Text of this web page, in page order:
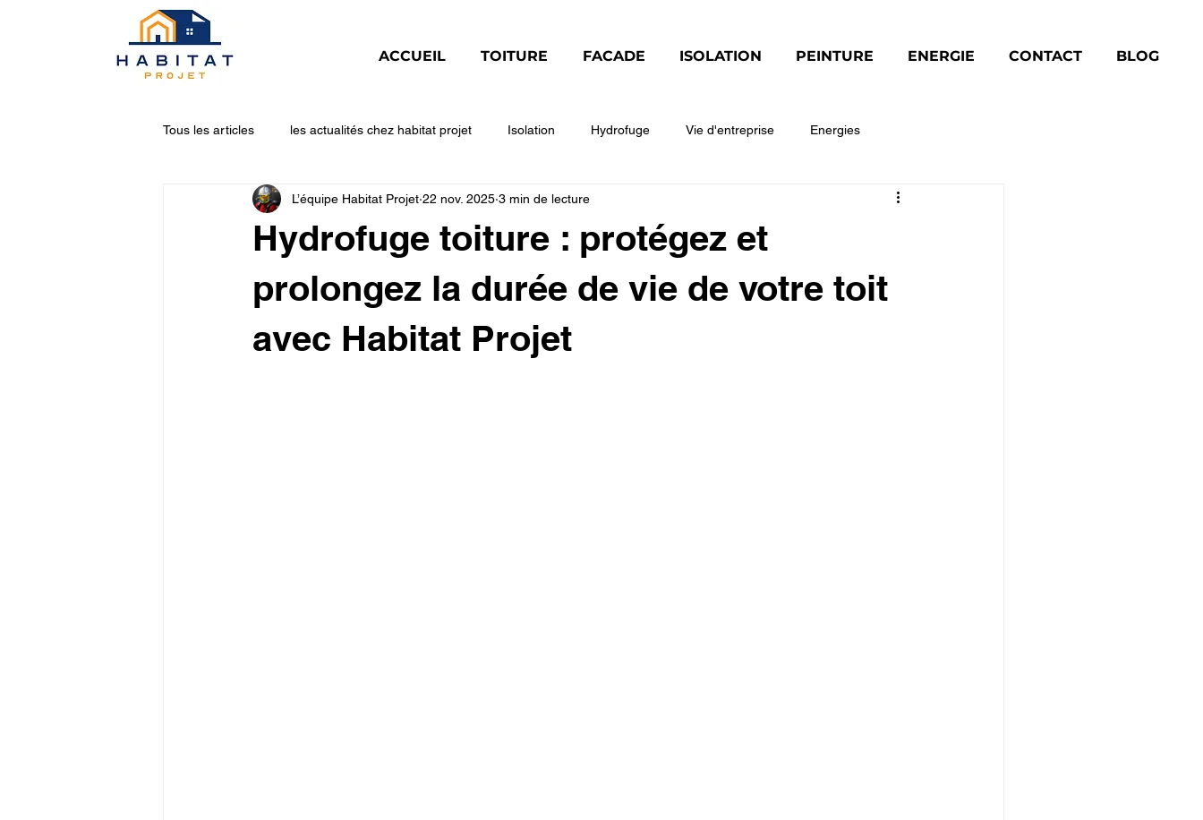
ACCUEIL TOITURE FACADE ISOLATION PEINTURE ENERGIE CONTACT BLOG
Tous les articles les actualités chez habitat projet Isolation Hydrofuge Vie d'entreprise Energies
Pompe à chaleur Ballon thermodynamique GENERAL
Hydrofuge toiture : protégez et
prolongez la durée de vie de votre toit
avec Habitat Projet
L’équipe Habitat Projet 22 nov. 2025 3 min de lecture